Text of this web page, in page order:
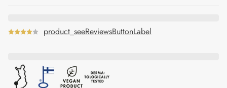
product_seeReviewsButtonLabel